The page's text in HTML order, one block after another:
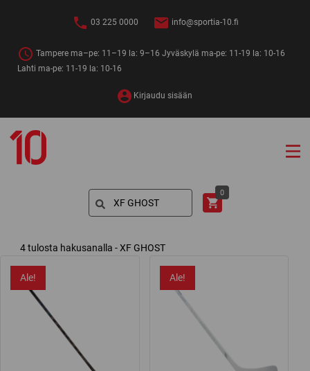
03 225 0000 info@sportia-10.fi
Tampere ma–pe: 11–19 la: 9–16 Jyväskylä ma-pe: 11-19 la: 10-16
Lahti ma-pe: 11-19 la: 10-16
Kirjaudu sisään
10
Search
0
4 tulosta hakusanalla - XF GHOST
Ale! Ale!